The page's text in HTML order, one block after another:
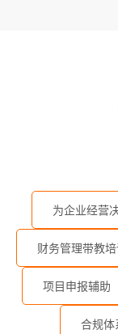
为企业经营
财务管理带教培
项目申报辅助
合规体